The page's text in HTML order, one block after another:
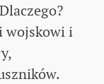
wojskowi i